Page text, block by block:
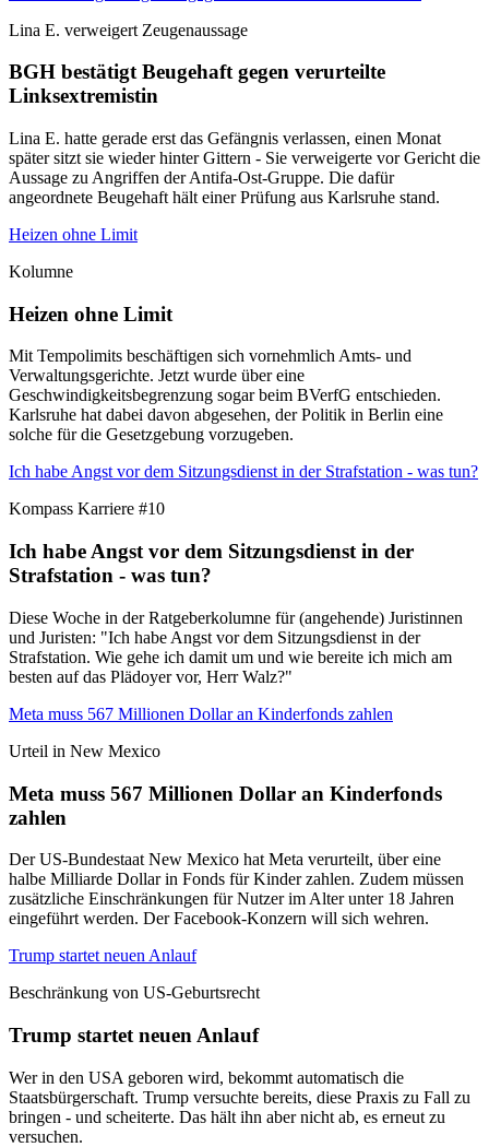
Lina E. verweigert Zeugenaussage
BGH bestätigt Beugehaft gegen verurteilte
Linksextremistin
Lina E. hatte gerade erst das Gefängnis verlassen, einen Monat
später sitzt sie wieder hinter Gittern - Sie verweigerte vor Gericht die
Aussage zu Angriffen der Antifa-Ost-Gruppe. Die dafür
angeordnete Beugehaft hält einer Prüfung aus Karlsruhe stand.
Heizen ohne Limit
Kolumne
Heizen ohne Limit
Mit Tempolimits beschäftigen sich vornehmlich Amts- und
Verwaltungsgerichte. Jetzt wurde über eine
Geschwindigkeitsbegrenzung sogar beim BVerfG entschieden.
Karlsruhe hat dabei davon abgesehen, der Politik in Berlin eine
solche für die Gesetzgebung vorzugeben.
Ich habe Angst vor dem Sitzungsdienst in der Strafstation - was tun?
Kompass Karriere #10
Ich habe Angst vor dem Sitzungsdienst in der
Strafstation - was tun?
Diese Woche in der Ratgeberkolumne für (angehende) Juristinnen
und Juristen: "Ich habe Angst vor dem Sitzungsdienst in der
Strafstation. Wie gehe ich damit um und wie bereite ich mich am
besten auf das Plädoyer vor, Herr Walz?"
Meta muss 567 Millionen Dollar an Kinderfonds zahlen
Urteil in New Mexico
Meta muss 567 Millionen Dollar an Kinderfonds
zahlen
Der US-Bundestaat New Mexico hat Meta verurteilt, über eine
halbe Milliarde Dollar in Fonds für Kinder zahlen. Zudem müssen
zusätzliche Einschränkungen für Nutzer im Alter unter 18 Jahren
eingeführt werden. Der Facebook-Konzern will sich wehren.
Trump startet neuen Anlauf
Beschränkung von US-Geburtsrecht
Trump startet neuen Anlauf
Wer in den USA geboren wird, bekommt automatisch die
Staatsbürgerschaft. Trump versuchte bereits, diese Praxis zu Fall zu
bringen - und scheiterte. Das hält ihn aber nicht ab, es erneut zu
versuchen.